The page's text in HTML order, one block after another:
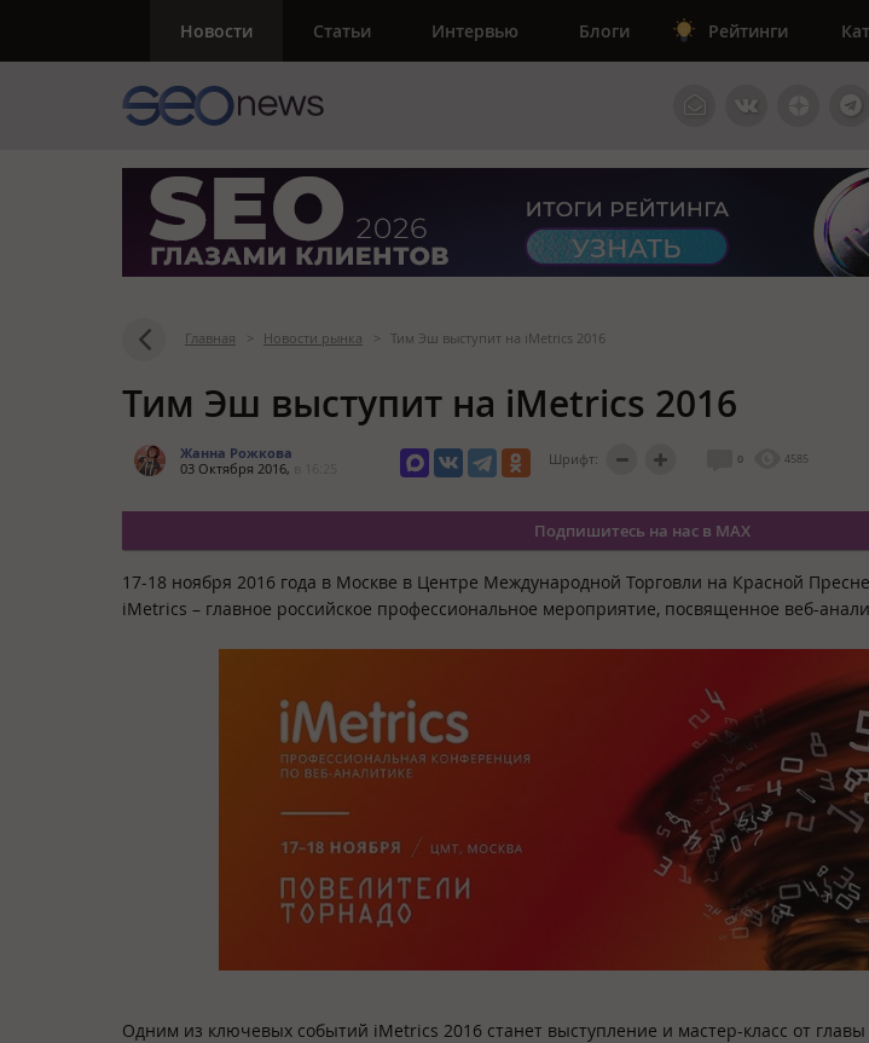
Новости Статьи Интервью Блоги Рейтинги
Главная > Новости рынка > Тим Эш выступит на iMetrics 2016
Тим Эш выступит на iMetrics 2016
Жанна Рожкова
03 Октября 2016,
Шрифт: 0 4585
Подпишитесь на нас в MAX
17-18 ноября 2016 года в Москве в Центре Международной Торговли на Красной
iMetrics – главное российское профессиональное мероприятие, посвященное веб-
Одним из ключевых событий iMetrics 2016 станет выступление и мастер-класс от